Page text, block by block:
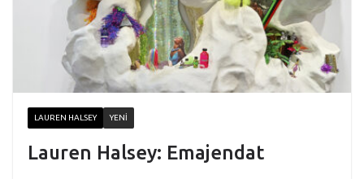
LAUREN HALSEY YENI
Lauren Halsey: Emajendat